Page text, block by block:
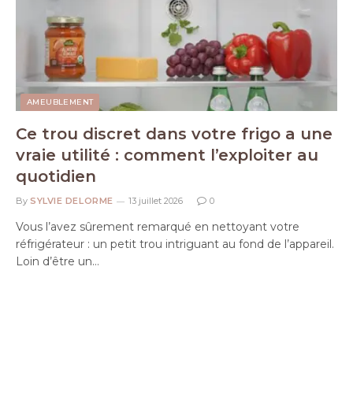
AMEUBLEMENT
Ce trou discret dans votre frigo a une
vraie utilité : comment l’exploiter au
quotidien
By SYLVIE DELORME 13 juillet 2026 0
Vous l’avez sûrement remarqué en nettoyant votre
réfrigérateur : un petit trou intriguant au fond de l’appareil.
Loin d’être un…